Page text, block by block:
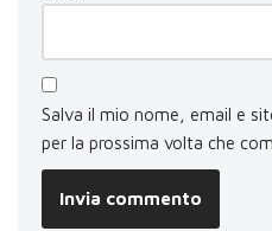
Salva il mio nome, email e
per la prossima volta che